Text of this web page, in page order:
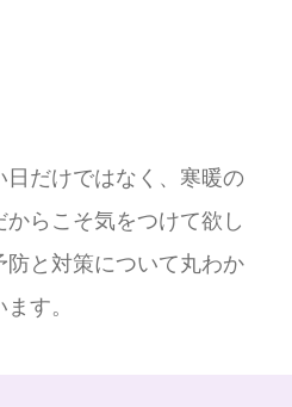
だけではなく、寒暖の
らこそ気をつけて欲し
と対策について丸わか
す。